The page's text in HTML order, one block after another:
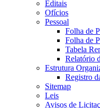
Editais
Ofícios
Pessoal
Folha de
Folha de
Tabela
Relatório
Estrutura
Registro
Sitemap
Leis
Avisos de